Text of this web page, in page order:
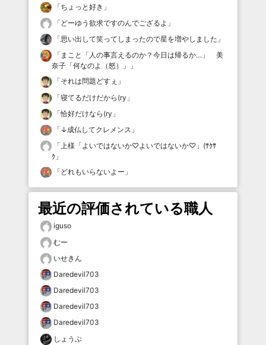
「ちょっと好き 」
「 どーゆう欲求ですのんでござるよ 」
「思い出して笑ってしまったので星を増やしました 」
「 まこと「人の事言えるのか？今日は帰るか…」 美
奈子「何なのよ（怒）」
」
「それは問題どすぇ 」
「寝てるだけだから(ry 」
「恰好だけなら(ry 」
「 ↓成仏してクレメンス 」
「上様「よいではないか♡よいではないか♡」(ｻｸｻ
ｸ 」
「 どれもいらないよー 」
最近の評価されている職人
iguso
むー
いせきん
Daredevil703
Daredevil703
Daredevil703
Daredevil703
しょうぶ